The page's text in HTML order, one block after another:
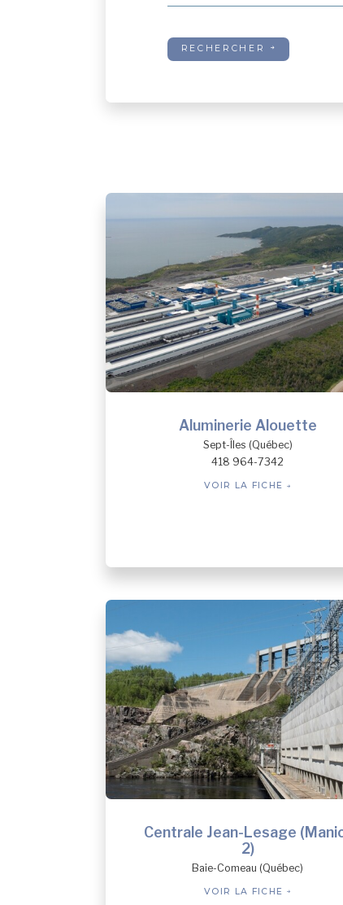
MRC de Caniapiscau
RECHERCHER
Aluminerie Alouette
Sept-Îles (Québec)
418 964-7342
VOIR LA FICHE
Centrale Jean-Lesage
2)
Baie-Comeau (Québec)
VOIR LA FICHE